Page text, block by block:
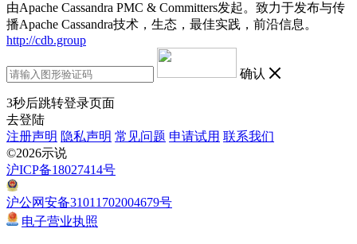
由Apache Cassandra PMC & Committers发起。致力于发布与传
播Apache Cassandra技术，生态，最佳实践，前沿信息。
http://cdb.group
确认
3秒后跳转登录页面
去登陆
注册声明 隐私声明 常见问题 申请试用 联系我们
©2026示说
沪ICP备18027414号
沪公网安备31011702004679号
电子营业执照